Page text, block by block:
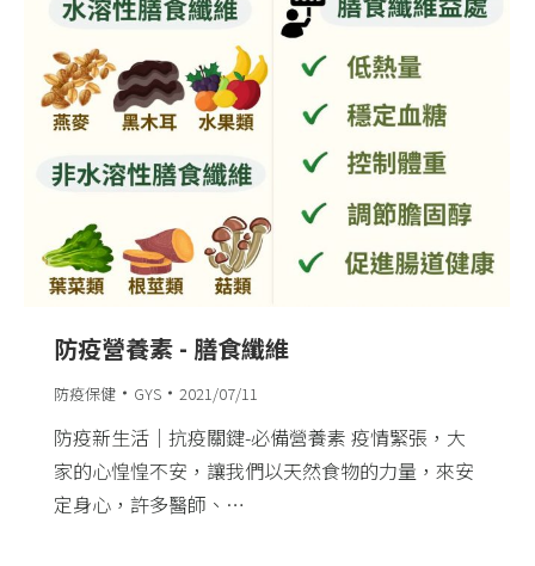
防疫營養素 ​- 膳食纖維
防疫保健 GYS 2021/07/11
防疫新生活｜抗疫關鍵-必備營養素​ 疫情緊張，大
家的心惶惶不安，讓我們以天然食物的力量，來安
定身心，許多醫師、…